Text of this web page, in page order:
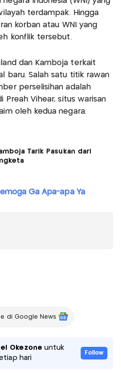
terdampak. Hingga
korban atau WNI yang
konflik tersebut.
dan Kamboja terkait
baru. Salah satu titik rawan
perselisihan adalah
Preah Vihear, situs warisan
oleh kedua negara.
Tarik Pasukan dari
Ga Apa-apa Ya
di Google News
Okezone untuk
hari
Follow